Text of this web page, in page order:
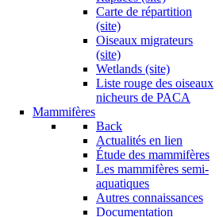
Carte de répartition
(site)
Oiseaux migrateurs
(site)
Wetlands (site)
Liste rouge des oiseaux
nicheurs de PACA
Mammifères
Back
Actualités en lien
Étude des mammifères
Les mammifères semi-
aquatiques
Autres connaissances
Documentation